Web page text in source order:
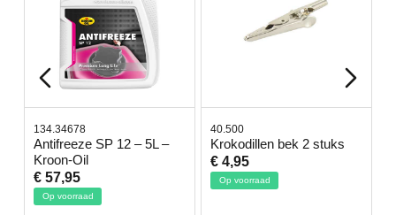
134.34678
Antifreeze SP 12 – 5L –
Kroon-Oil
€ 57,95
Op voorraad
40.500
Krokodillen bek 2 stuks
€ 4,95
Op voorraad